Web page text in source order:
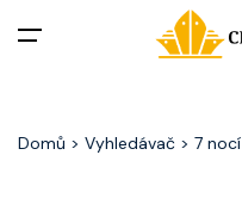
Akční nabídky
Domů > Vyhledávač > 7